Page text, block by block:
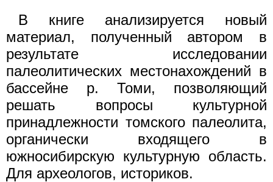
В книге анализируется новый
материал, полученный автором в
результате исследовании
палеолитических местонахождений в
бассейне р. Томи, позволяющий
решать вопросы культурной
принадлежности томского палеолита,
органически входящего в
южносибирскую культурную область.
Для археологов, историков.